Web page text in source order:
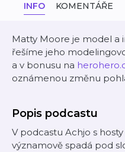
INFO KOMENTÁŘE
Matty Moore je model a
řešíme jeho
a v bonusu na
oznámenou změnu
Popis podcastu
V podcastu Achjo s
významově spadá pod